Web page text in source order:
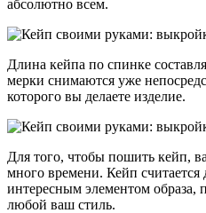
абсолютно всем.
Длина кейпа по спинке
мерки снимаются уже
которого вы делаете изделие.
Для того, чтобы пошить кейп,
много времени. Кейп считается
интересным элементом образа,
любой ваш стиль.